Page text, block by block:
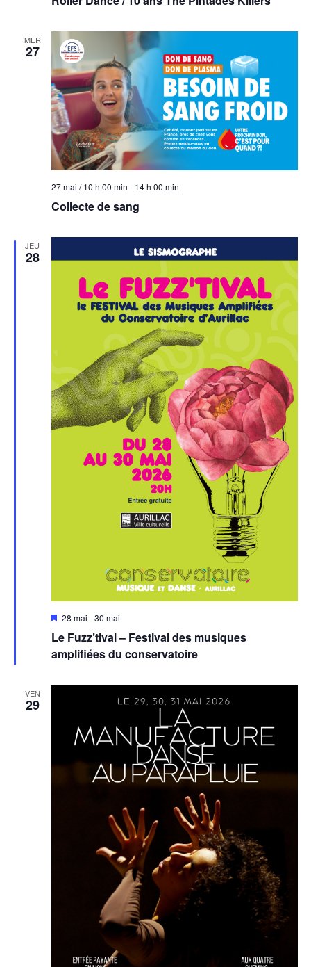
MER
27
Collecte de sang
27 mai / 10 h 00 min - 14 h 00 min
JEU
28
Le Fuzz’tival – Festival des musiques
amplifiées du conservatoire
Mis
avant
28 mai -30 mai
VEN
29